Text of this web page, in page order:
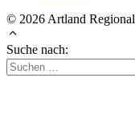
© 2026 Artland Regional
Suche nach: